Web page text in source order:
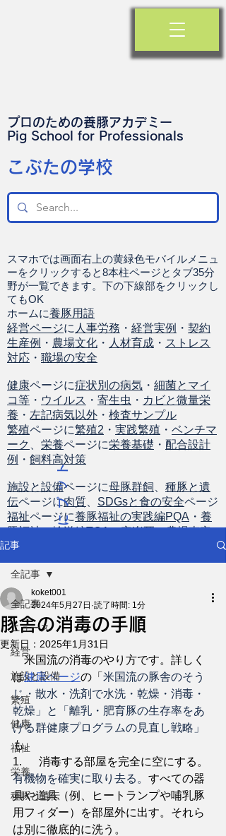
プロのための養豚アカデミー
​Pig School for Professionals
​こぶたの学校
スマホでは画面右上の黄緑色モバイルメニュ
ーをクリックすると8本柱ページとタブ35分
野が一覧できます。下の下線部をクリックし
てもOK
ホームに養豚用語
経営ページに 人事労務 ・ 経営実例 ・ 契約
生産例 ・ 農場文化 ・ 人材育成 ・ ストレス
対応 ・ 職場の安全
健康ページに症状別の病気 ・ 細菌とマイ
コ等 ・ ウイルス ・ 寄生虫 ・ カビと微量栄
養 ・ 左記病気以外 ・ 検査サンプル
繁殖ページに繁殖2 ・ 実践繁殖 ・ ベンチマ
ーク
栄養ページに栄養基礎 ・ 配合設計
例 ・ 飼料高対策
施設と設備ページに母豚群飼
種豚と遺
伝ページに肉質 SDGsと食の安全ページ
福祉ページに養豚福祉の実践編PQA ・ 養
豚福祉の輸送編TQA・安楽死・農場査定
ト
ッ
プ
に
記事
全記事
ニュース
経営
施設と設備
繁殖
健康
福祉
栄養
種豚と遺伝
全記事
豚舎の消毒の手順
koket001
2024年5月27日 読了時間: 1分
更新日： 2025年1月31日
米国流の消毒のやり方です。詳しく
は健康ページの「 米国流の豚舎のそう
じ・散水・洗剤で水洗・乾燥・消毒・
乾燥」と「離乳・肥育豚の生存率をあ
げる群健康プログラムの見直し戦略」
も。
1.      消毒する部屋を完全に空にする。
有機物を確実に取り去る。 すべての器
具や道具（例、ヒートランプや哺乳豚
用フィダー）を部屋外に出す。それら
は別に徹底的に洗う。